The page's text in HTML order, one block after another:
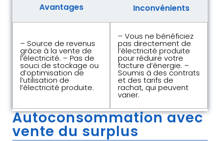
Avantages Inconvénients
– Source de revenus
grâce à la vente de
l’électricité. – Pas de
souci de stockage ou
d’optimisation de
l’utilisation de
l’électricité produite.
– Vous ne bénéficiez
pas directement de
l’électricité produite
pour réduire votre
facture d’énergie. –
Soumis à des contrats
et des tarifs de
rachat, qui peuvent
varier.
Autoconsommation avec
vente du surplus